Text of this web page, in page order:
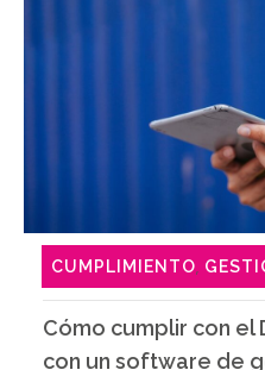
CUMPLIMIENTO,
Cómo cumplir con el
con un software de